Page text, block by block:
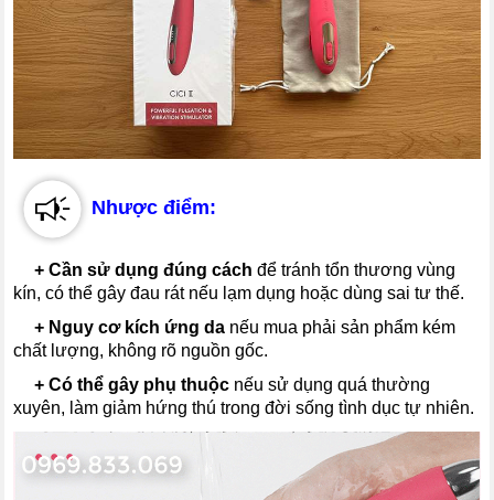
Nhược điểm:
---+Cần sử dụng đúng cách để tránh tổn thương vùng
kín, có thể gây đau rát nếu lạm dụng hoặc dùng sai tư thế.
---+ Nguy cơ kích ứng da nếu mua phải sản phẩm kém
chất lượng, không rõ nguồn gốc.
---+Có thể gây phụ thuộc nếu sử dụng quá thường
xuyên, làm giảm hứng thú trong đời sống tình dục tự nhiên.